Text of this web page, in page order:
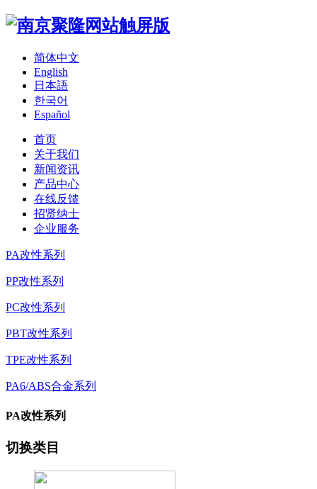
简体中文
English
日本語
한국어
Español
首页
关于我们
新闻资讯
产品中心
在线反馈
招贤纳士
企业服务
PA改性系列
PP改性系列
PC改性系列
PBT改性系列
TPE改性系列
PA6/ABS合金系列
PA改性系列
切换类目